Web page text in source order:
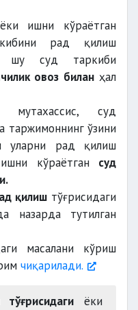
ёки ишни кўраётган
рад қилиш
шу суд таркиби
овоз биланҳал
мутахассис, суд
таржимоннинг ўзини
уларни рад қилиш
кўраётгансуд
қилиштўғрисидаги
назарда тутилган
масалани кўриш
чиқарилади.
ёки